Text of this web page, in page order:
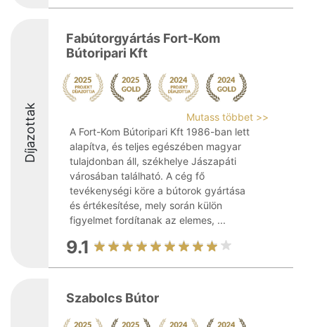
Díjazottak
Fabútorgyártás Fort-Kom
Bútoripari Kft
Mutass többet >>
A Fort-Kom Bútoripari Kft 1986-ban lett
alapítva, és teljes egészében magyar
tulajdonban áll, székhelye Jászapáti
városában található. A cég fő
tevékenységi köre a bútorok gyártása
és értékesítése, mely során külön
figyelmet fordítanak az elemes, ...
9.1
Szabolcs Bútor